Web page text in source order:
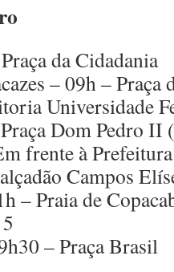
da Cidadania
– 09h – Praça
Universidade
Dom Pedro II
frente à
Campos
– Praia de
– Praça Brasil